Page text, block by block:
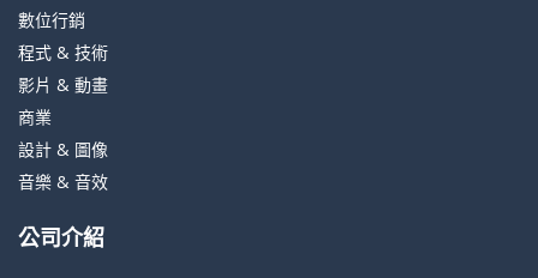
數位行銷
程式 & 技術
影片 & 動畫
商業
設計 & 圖像
音樂 & 音效
公司介紹